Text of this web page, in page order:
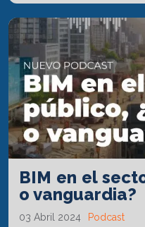
BIM en el
o vanguardia?
03 Abril 2024 Podcast